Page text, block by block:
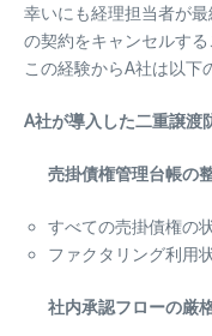
幸いにも経理担当者が
の契約をキャンセルする
この経験からA社は以下
A社が導入した二重譲渡
売掛債権管理台帳の
すべての売掛債権の
ファクタリング利用
社内承認フローの厳